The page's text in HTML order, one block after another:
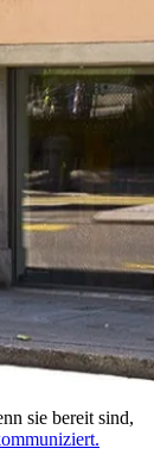
sie bereit sind,